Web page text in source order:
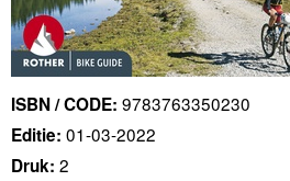
ISBN / CODE: 9783763350230
Editie: 01-03-2022
Druk: 2